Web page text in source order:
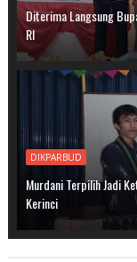
Diterima Langsung
RI
DIKPARBUD
Murdani Terpilih Jadi
Kerinci